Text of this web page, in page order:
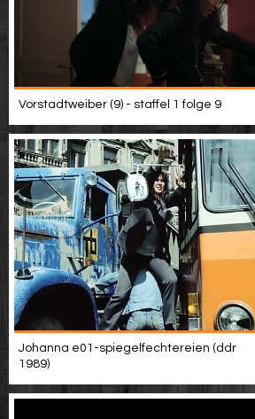
Vorstadtweiber (9) - staffel 1 folge 9
Johanna e01-spiegelfechtereien (ddr
1989)